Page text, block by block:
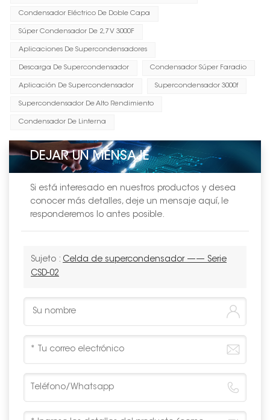
Condensador Eléctrico De Doble Capa
Súper Condensador De 2,7 V 3000F
Aplicaciones De Supercondensadores
Descarga De Supercondensador Condensador Súper Faradio
Aplicación De Supercondensador Supercondensador 3000f
Supercondensador De Alto Rendimiento
Condensador De Linterna
DEJAR UN MENSAJE
Si está interesado en nuestros productos y desea
conocer más detalles, deje un mensaje aquí, le
responderemos lo antes posible.
Sujeto : Celda de supercondensador —— Serie
CSD-02